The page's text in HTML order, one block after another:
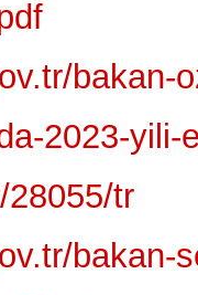
bakan-
2023-
28055/tr
bakan-